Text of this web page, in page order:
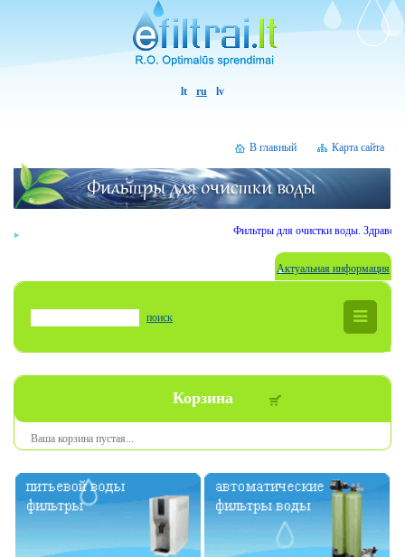
lt ru lv
Карта сайта
В главный
Фильтры для очистки воды.
Актуальная информация
поиск
Корзина
Ваша корзина пустая...